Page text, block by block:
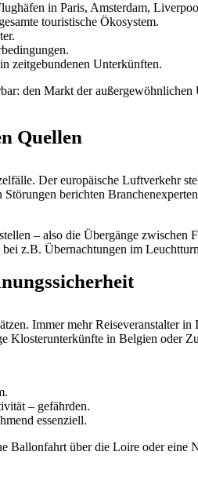
in Paris, Amsterdam,
touristische Ökosystem.
zeitgebundenen Unterkünften.
den Markt der
Quellen
Der europäische Luftverkehr
berichten
– also die Übergänge
z.B. Übernachtungen im
Immer mehr Reiseveranstalter in
Klosterunterkünfte in Belgien oder
– gefährden.
essenziell.
Ballonfahrt über die Loire oder